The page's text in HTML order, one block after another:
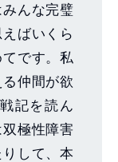
んな完璧
ばいくら
です。私
仲間が欲
記を読ん
極性障害
して、本